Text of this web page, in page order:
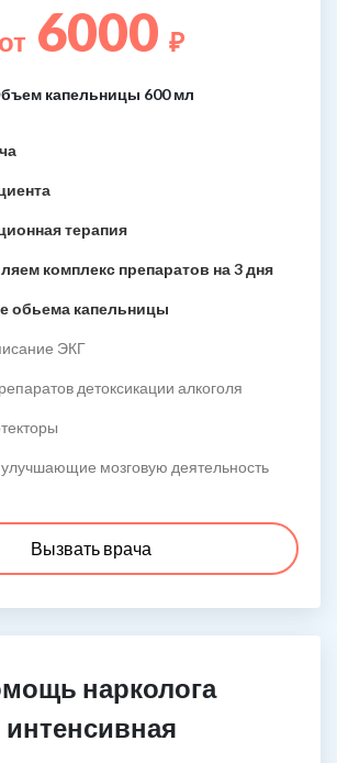
от 6000 ₽
капельницы 600 мл
терапия
комплекс препаратов на 3 дня
обьема капельницы
ЭКГ
детоксикации алкоголя
мозговую деятельность
Вызвать врача
нарколога
интенсивная